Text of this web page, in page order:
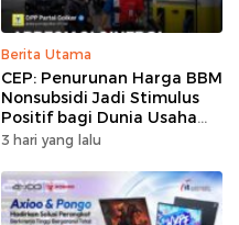
Berita Utama
CEP: Penurunan Harga BBM
Nonsubsidi Jadi Stimulus
Positif bagi Dunia Usaha
dan Pertumbuhan Ekonomi
3 hari yang lalu